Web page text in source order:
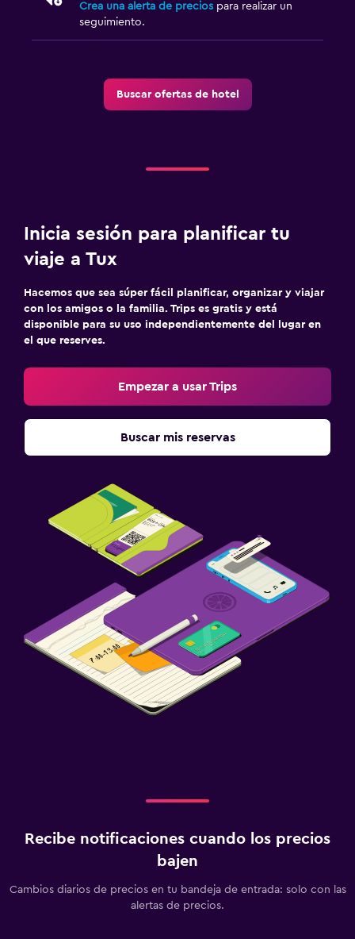
Crea una alerta de precios para realizar un
seguimiento.
Buscar ofertas de hotel
Inicia sesión para planificar tu
viaje a Tux
Hacemos que sea súper fácil planificar, organizar y viajar
con los amigos o la familia. Trips es gratis y está
disponible para su uso independientemente del lugar en
el que reserves.
Empezar a usar Trips
Buscar mis reservas
Recibe notificaciones cuando los precios
bajen
Cambios diarios de precios en tu bandeja de entrada: solo con las
alertas de precios.